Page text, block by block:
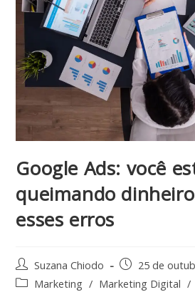
Google Ads: você
queimando
esses erros
Suzana Chiodo
25 de
Marketing / Marketing Digital /